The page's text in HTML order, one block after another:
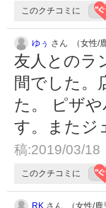
このクチコミに
ゆぅ さん （女性/
友人とのラ
間でした。
た。 ピザ
す。またジ
稿:2019/03/18
このクチコミに
RK さん （女性/鹿